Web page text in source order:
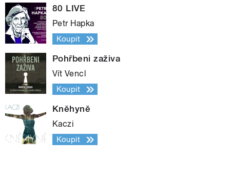
80 LIVE
Petr Hapka
Koupit
Pohřbeni zaživa
Vít Vencl
Koupit
Kněhyně
Kaczi
Koupit